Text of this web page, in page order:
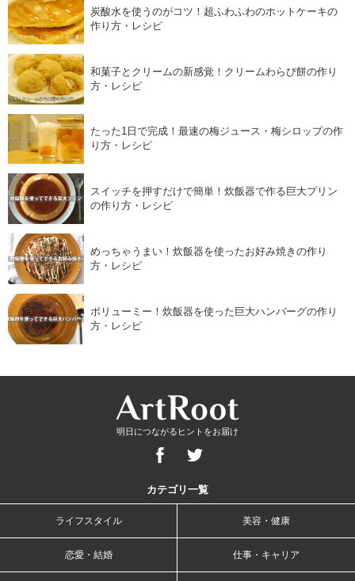
炭酸水を使うのがコツ！超ふわふわのホットケーキの
作り方・レシピ
和菓子とクリームの新感覚！クリームわらび餅の作り
方・レシピ
たった1日で完成！最速の梅ジュース・梅シロップの作
り方・レシピ
スイッチを押すだけで簡単！炊飯器で作る巨大プリン
の作り方・レシピ
めっちゃうまい！炊飯器を使ったお好み焼きの作り
方・レシピ
ボリューミー！炊飯器を使った巨大ハンバーグの作り
方・レシピ
明日につながるヒントをお届け
カテゴリ一覧
ライフスタイル 美容・健康
恋愛・結婚 仕事・キャリア